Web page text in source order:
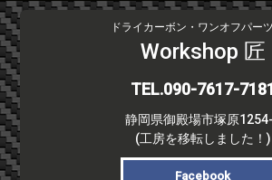
ドライカーボン・ワンオフパー
Workshop 匠
TEL.090-7617-7181
静岡県御殿場市塚原
(工房を移転しました！)
Facebook